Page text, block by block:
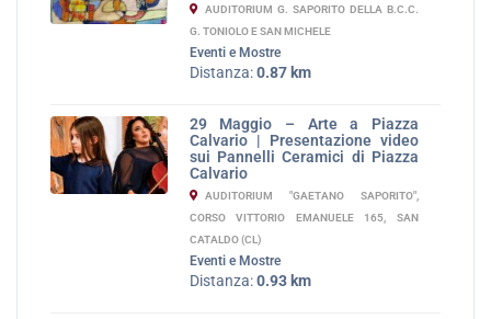
AUDITORIUM G. SAPORITO DELLA B.C.C.
G. TONIOLO E SAN MICHELE
Eventi e Mostre
Distanza:0.87 km
29 Maggio – Arte a Piazza
Calvario | Presentazione video
sui Pannelli Ceramici di Piazza
Calvario
AUDITORIUM "GAETANO SAPORITO",
CORSO VITTORIO EMANUELE 165, SAN
CATALDO (CL)
Eventi e Mostre
Distanza:0.93 km